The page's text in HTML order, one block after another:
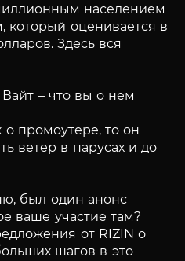
населением
оценивается в
Здесь вся
– что вы о нем
о промоутере, то он
ветер в парусах и до
был один анонс
ваше участие там?
от RIZIN о
шагов в это